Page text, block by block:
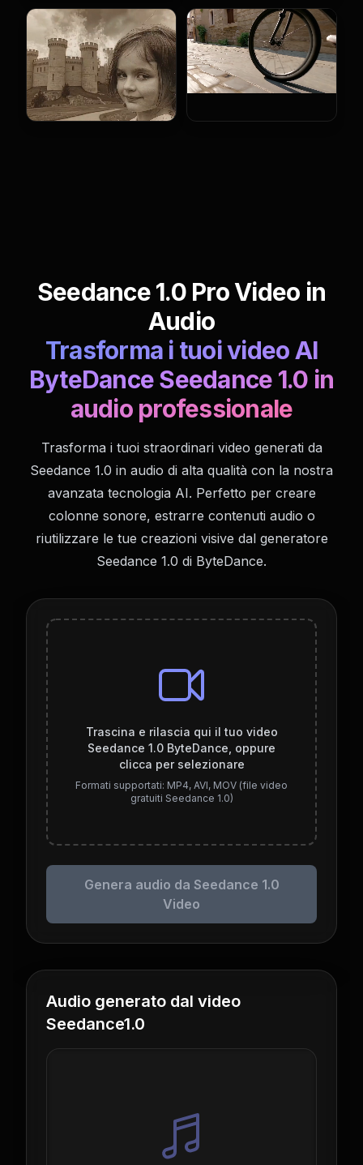
Seedance 1.0 Pro Video in
Audio
Trasforma i tuoi video AI
ByteDance Seedance 1.0 in
audio professionale
Trasforma i tuoi straordinari video generati da
Seedance 1.0 in audio di alta qualità con la nostra
avanzata tecnologia AI. Perfetto per creare
colonne sonore, estrarre contenuti audio o
riutilizzare le tue creazioni visive dal generatore
Seedance 1.0 di ByteDance.
Trascina e rilascia qui il tuo video
Seedance 1.0 ByteDance, oppure
clicca per selezionare
Formati supportati: MP4, AVI, MOV (file video
gratuiti Seedance 1.0)
Genera audio da Seedance 1.0
Video
Audio generato dal video
Seedance1.0